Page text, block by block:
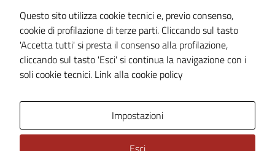
Cookie Policy
Note legali
Dichiarazione di accessibilità
Piano di miglioramento del sito
Questo sito utilizza cookie tecnici e, previo consenso,
cookie di profilazione di terze parti. Cliccando sul tasto
'Accetta tutti' si presta il consenso alla profilazione,
cliccando sul tasto 'Esci' si continua la navigazione con i
soli cookie tecnici. Link alla cookie policy
Impostazioni
Tecnici
Questi cookie
per il
funzionamento
del sito e non